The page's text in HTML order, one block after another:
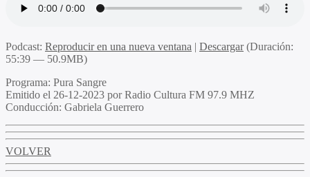
Podcast: Reproducir en una nueva ventana | Descargar(Duración:
55:39 — 50.9MB)
Programa: Pura Sangre
Emitido el 26-12-2023 por Radio Cultura FM 97.9 MHZ
Conducción: Gabriela Guerrero
VOLVER